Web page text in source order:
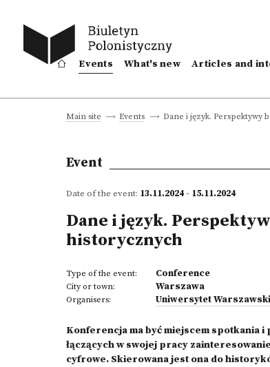
Events What's new Articles and
Main site Events Dane i język. Perspektywy
Event
Date of the event: 13.11.2024 - 15.11.2024
Dane i język.
historycznych
Type of the event: Conference
City or town: Warszawa
Organisers: Uniwersytet Warszawski
Konferencja ma być miejscem spotkania
łączących w swojej pracy
cyfrowe. Skierowana jest ona do